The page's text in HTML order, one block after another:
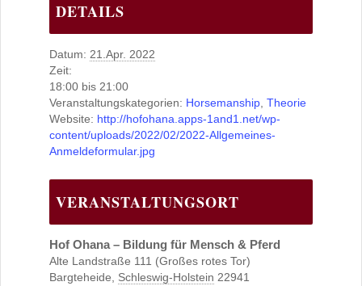
DETAILS
Datum: 21.Apr. 2022
Zeit:
18:00 bis 21:00
Veranstaltungskategorien: Horsemanship Theorie
Website: http://hofohana.apps-1and1.net/wp-
content/uploads/2022/02/2022-Allgemeines-
Anmeldeformular.jpg
VERANSTALTUNGSORT
Hof Ohana – Bildung für Mensch & Pferd
Alte Landstraße 111 (Großes rotes Tor)
Bargteheide
Schleswig-Holstein 22941